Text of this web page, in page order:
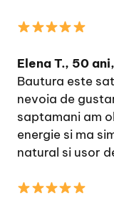
Elena T., 50
Bautura este
nevoia de
saptamani am
energie si ma
natural si usor